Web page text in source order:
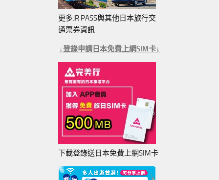
更多JR PASS與其他日本旅行交
通票券資訊
↓登錄申請日本免費上網SIM卡↓
下載登錄送日本免費上網SIM卡